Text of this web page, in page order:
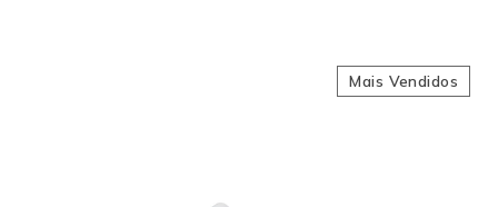
Mais Vendidos